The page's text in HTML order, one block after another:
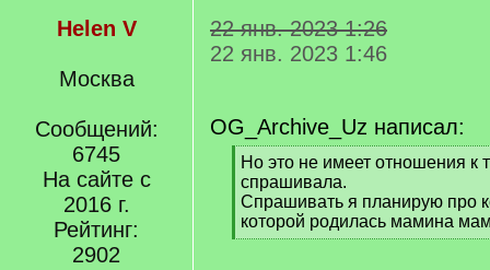
Helen V
Москва
Сообщений:
6745
На сайте с
2016 г.
Рейтинг:
2902
22 янв. 2023 1:26
22 янв. 2023 1:46
OG_Archive_Uz написал:
[
q
]
Но это не имеет отношения к
спрашивала.
Спрашивать я планирую про
которой родилась мамина
[